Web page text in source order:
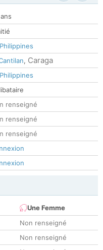
Philippines
, Caraga
Philippines
renseigné
renseigné
renseigné
Une Femme
Non renseigné
Non renseigné